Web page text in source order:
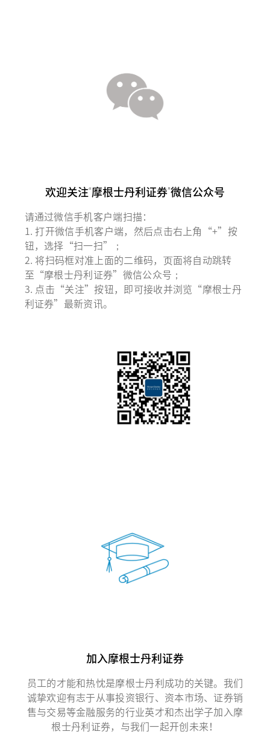
欢迎关注“摩根士丹利证券”微信公众号
请通过微信手机客户端扫描：
1. 打开微信手机客户端，然后点击右上角“+”按
钮，选择“扫一扫”；
2. 将扫码框对准上面的二维码，页面将自动跳转
至“摩根士丹利证券”微信公众号；
3. 点击“关注”按钮，即可接收并浏览“摩根士丹
利证券”最新资讯。
加入摩根士丹利证券
员工的才能和热忱是摩根士丹利成功的关键。我们
诚挚欢迎有志于从事投资银行、资本市场、证券销
售与交易等金融服务的行业英才和杰出学子加入摩
根士丹利证券，与我们一起开创未来！